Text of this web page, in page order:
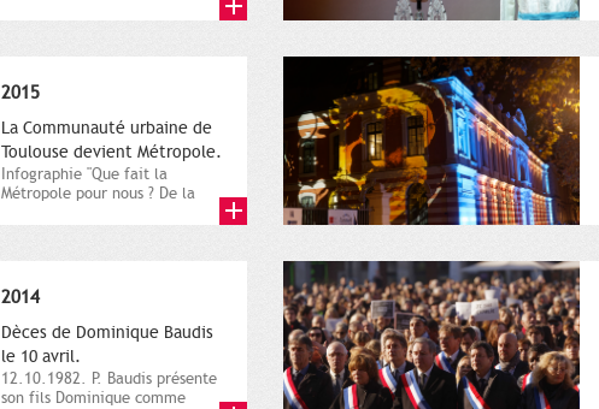
2015
La Communauté urbaine de
Toulouse devient Métropole.
Infographie "Que fait la
Métropole pour nous ? De la
2014
Dèces de Dominique Baudis
le 10 avril.
12.10.1982. P. Baudis présente
son fils Dominique comme